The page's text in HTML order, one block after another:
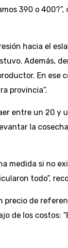
390 o 400?”,
hacia el
Además,
En
provincia”.
entre un 20 y
la
medida si no
todo”,
de
de los costos: